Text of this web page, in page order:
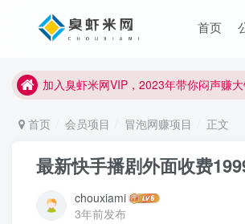
首页
加入臭虾米网VIP，2023年带你闷声赚大
加入臭虾米网VIP，2023年带你闷声赚大
首页 会员项目 冒泡网赚项目 正文
最新快手播剧外面收费
chouxiami
3年前发布